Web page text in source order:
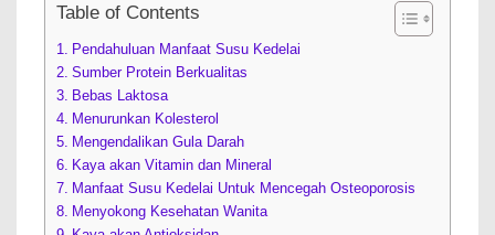
Table of Contents
Pendahuluan Manfaat Susu Kedelai
Sumber Protein Berkualitas
Bebas Laktosa
Menurunkan Kolesterol
Mengendalikan Gula Darah
Kaya akan Vitamin dan Mineral
Manfaat Susu Kedelai Untuk Mencegah Osteoporosis
Menyokong Kesehatan Wanita